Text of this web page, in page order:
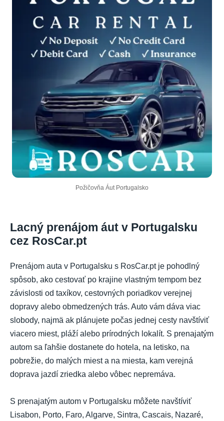
Požičovňa Áut Portugalsko
Lacný prenájom áut v Portugalsku
cez RosCar.pt
Prenájom auta v Portugalsku s RosCar.pt je pohodlný
spôsob, ako cestovať po krajine vlastným tempom bez
závislosti od taxíkov, cestovných poriadkov verejnej
dopravy alebo obmedzených trás. Auto vám dáva viac
slobody, najmä ak plánujete počas jednej cesty navštíviť
viacero miest, pláží alebo prírodných lokalít. S prenajatým
autom sa ľahšie dostanete do hotela, na letisko, na
pobrežie, do malých miest a na miesta, kam verejná
doprava jazdí zriedka alebo vôbec nepremáva.
S prenajatým autom v Portugalsku môžete navštíviť
Lisabon, Porto, Faro, Algarve, Sintra, Cascais, Nazaré,